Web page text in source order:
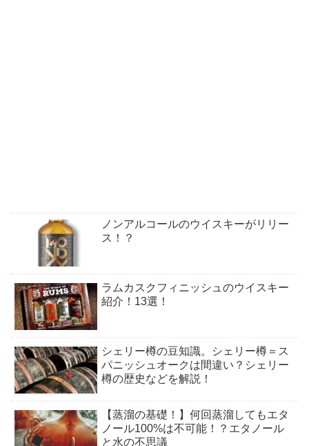
ノンアルコールのウイスキーがリリー
ス！？
ラムカスクフィニッシュのウイスキー
紹介！13選！
シェリー樽の豆知識。シェリー樽＝ス
パニッシュオークは間違い？シェリー
樽の歴史などを解説！
【蒸溜の基礎！】何回蒸溜してもエタ
ノール100%は不可能！？エタノール
と水の不思議